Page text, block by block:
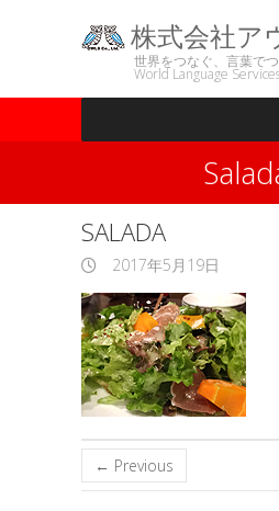
株式会社ア
世界をつなぐ、言葉で
World Language
SALADA
2017年5月19日
← Previous